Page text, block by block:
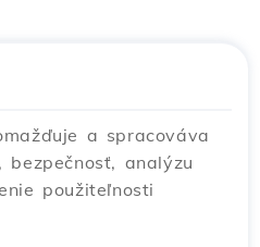
a spracováva
bezpečnosť, analýzu
použiteľnosti